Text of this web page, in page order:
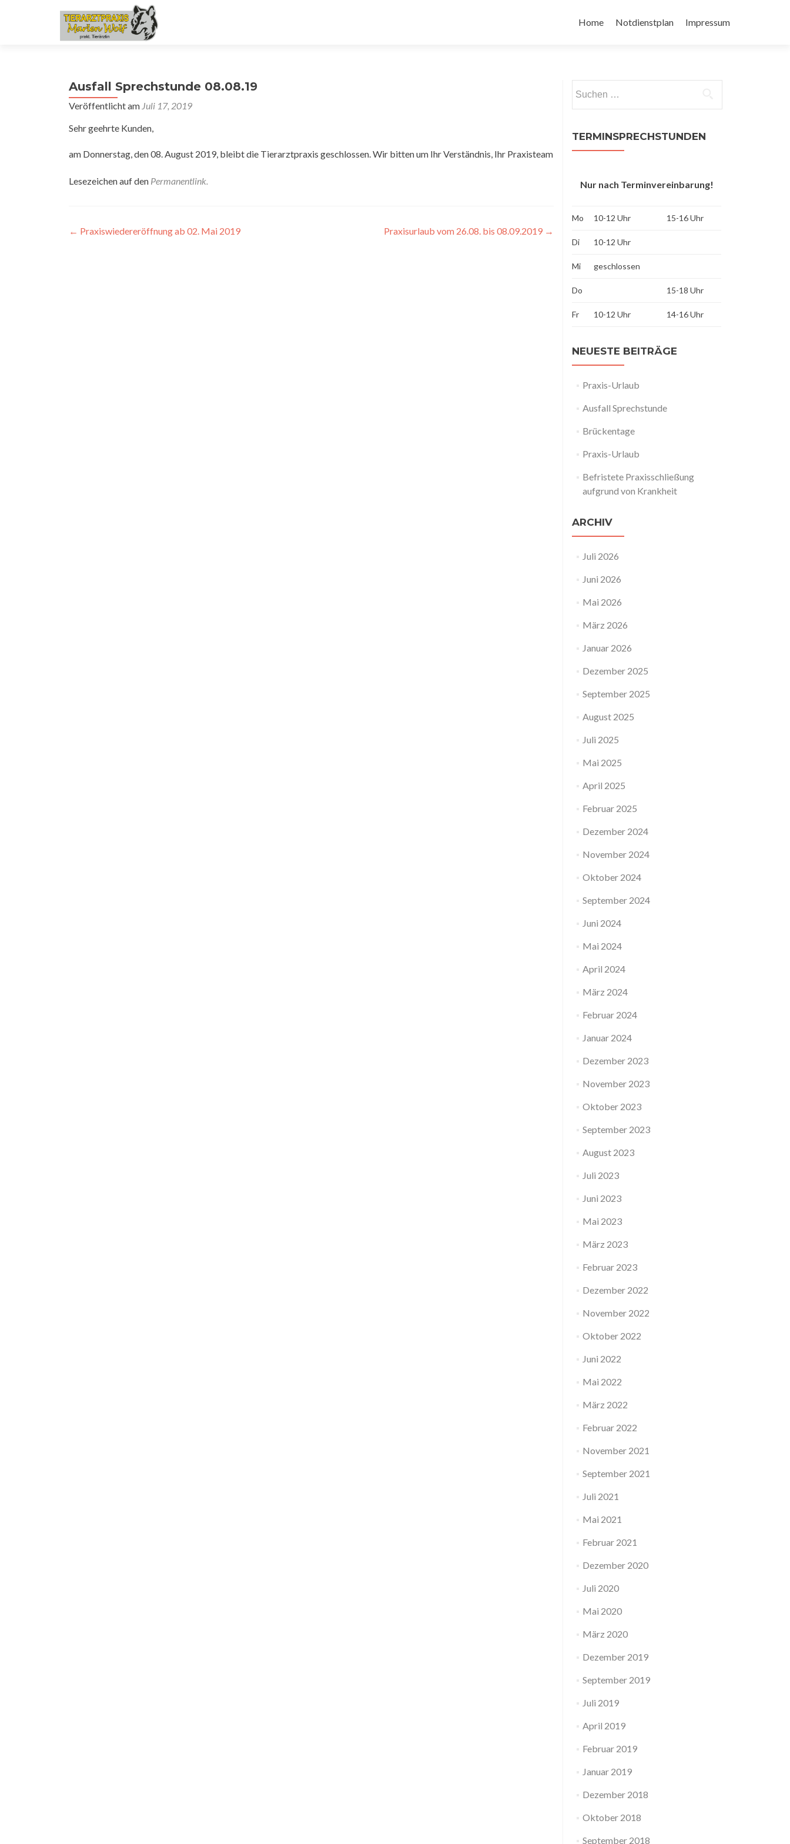
Inhalt
Home Notdienstplan Impressum
Ausfall Sprechstunde 08.08.19
Veröffentlicht am Juli 17, 2019
Sehr geehrte Kunden,
am Donnerstag, den 08. August 2019, bleibt die Tierarztpraxis geschlossen. Wir bitten um Ihr Verständnis, Ihr Praxisteam
Lesezeichen auf den Permanentlink.
Beitragsnavigation
← Praxiswiedereröffnung ab 02. Mai 2019 Praxisurlaub vom 26.08. bis 08.09.2019 →
nach:
TERMINSPRECHSTUNDEN
Nur nach Terminvereinbarung!
Mo 10-12 Uhr 15-16 Uhr
Di 10-12 Uhr
Mi geschlossen
Do 15-18 Uhr
Fr 10-12 Uhr 14-16 Uhr
NEUESTE BEITRÄGE
Praxis-Urlaub
Ausfall Sprechstunde
Brückentage
Praxis-Urlaub
Befristete Praxisschließung
aufgrund von Krankheit
ARCHIV
Juli 2026
Juni 2026
Mai 2026
März 2026
Januar 2026
Dezember 2025
September 2025
August 2025
Juli 2025
Mai 2025
April 2025
Februar 2025
Dezember 2024
November 2024
Oktober 2024
September 2024
Juni 2024
Mai 2024
April 2024
März 2024
Februar 2024
Januar 2024
Dezember 2023
November 2023
Oktober 2023
September 2023
August 2023
Juli 2023
Juni 2023
Mai 2023
März 2023
Februar 2023
Dezember 2022
November 2022
Oktober 2022
Juni 2022
Mai 2022
März 2022
Februar 2022
November 2021
September 2021
Juli 2021
Mai 2021
Februar 2021
Dezember 2020
Juli 2020
Mai 2020
März 2020
Dezember 2019
September 2019
Juli 2019
April 2019
Februar 2019
Januar 2019
Dezember 2018
Oktober 2018
September 2018